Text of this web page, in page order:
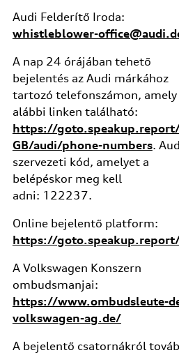
Audi Felderítő Iroda:
whistleblower-
A nap 24 órájában tehető
bejelentés az Audi márkához
tartozó telefonszámon, amely
alábbi linken található:
https://
GB/audi/phone-numbers.
szervezeti kód, amelyet a
belépéskor meg kell
adni: 122237.
Online bejelentő platform:
https://
A Volkswagen Konszern
ombudsmanjai:
https://www.ombudsleute-
volkswagen-ag.de/
A bejelentő csatornákról